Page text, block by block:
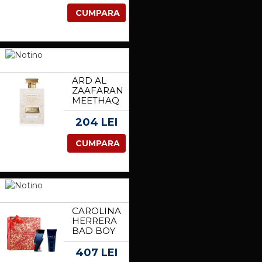
CREAM
CREMA
OCHI CU
COLAGEN
CUMPARA
ARD AL
ZAAFARAN
MEETHAQ
EXTRAIT
DE
EAU DE
PARFUM
100 ML
204 LEI
CUMPARA
CAROLINA
HERRERA
BAD BOY
COBALT
SET
407 LEI